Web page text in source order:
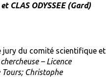
CLAS ODYSSEE (Gard)
jury du comité scientifique et
– Licence
Christophe